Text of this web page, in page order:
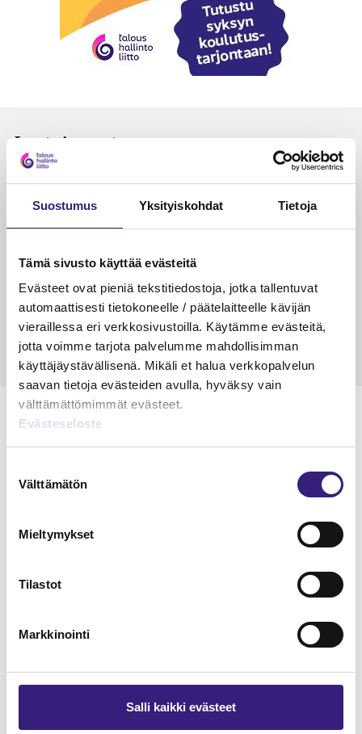
Suostumus Yksityiskohdat Tietoja
Tämä sivusto käyttää evästeitä
Evästeet ovat pieniä tekstitiedostoja, jotka tallentuvat
automaattisesti tietokoneelle / päätelaitteelle kävijän
vieraillessa eri verkkosivustoilla. Käytämme evästeitä,
jotta voimme tarjota palvelumme mahdollisimman
käyttäjäystävällisenä. Mikäli et halua verkkopalvelun
saavan tietoja evästeiden avulla, hyväksy vain
välttämättömimmät evästeet.
Evästeseloste
valinta
Välttämätön
Mieltymykset
Tilastot
Markkinointi
Salli kaikki evästeet
Luetuimmat
VEROTUS
Kulu­veloitukset arvon­lisä­
verotuksessa – omien kulujen
veloitus ja läpi­laskutus
Petri Salomaa
10 min
lukuoikeus
TILAA TÄSTÄ